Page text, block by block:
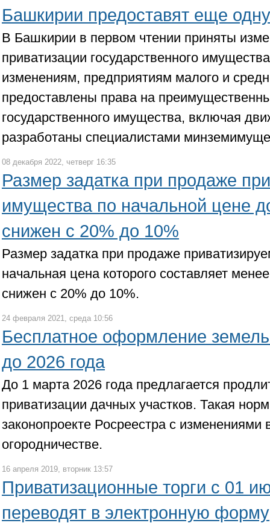
Башкирии предоставят еще одну
В Башкирии в первом чтении приняты
приватизации государственного
изменениям, предприятиям малого и
предоставлены права на
государственного имущества, включая
разработаны специалистами
08 декабря 2022, четверг 16:35
Размер задатка при продаже
имущества по начальной цене
снижен с 20% до 10%
Размер задатка при продаже
начальная цена которого составляет
снижен с 20% до 10%.
24 февраля 2021, среда 10:56
Бесплатное оформление
до 2026 года
До 1 марта 2026 года предлагается
приватизации дачных участков. Такая
законопроекте Росреестра с изменениями
огородничестве.
16 апреля 2019, вторник 13:57
Приватизационные торги с 01
переводят в электронную форму